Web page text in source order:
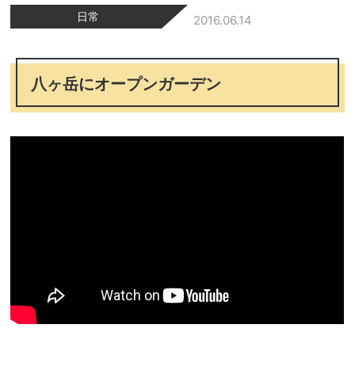
日常 2016.06.14
八ヶ岳にオープンガーデン